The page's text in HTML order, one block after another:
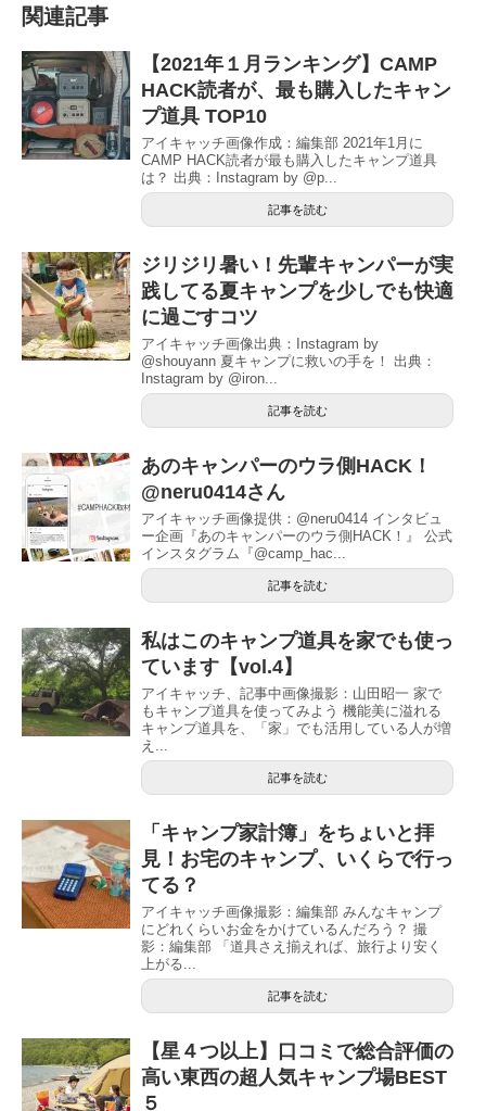
関連記事
【2021年１月ランキング】CAMP
HACK読者が、最も購入したキャン
プ道具 TOP10
アイキャッチ画像作成：編集部 2021年1月に
CAMP HACK読者が最も購入したキャンプ道具
は？ 出典：Instagram by @p...
記事を読む
ジリジリ暑い！先輩キャンパーが実
践してる夏キャンプを少しでも快適
に過ごすコツ
アイキャッチ画像出典：Instagram by
@shouyann 夏キャンプに救いの手を！ 出典：
Instagram by @iron...
記事を読む
あのキャンパーのウラ側HACK！
@neru0414さん
アイキャッチ画像提供：@neru0414 インタビュ
ー企画『あのキャンパーのウラ側HACK！』 公式
インスタグラム『@camp_hac...
記事を読む
私はこのキャンプ道具を家でも使っ
ています【vol.4】
アイキャッチ、記事中画像撮影：山田昭一 家で
もキャンプ道具を使ってみよう 機能美に溢れる
キャンプ道具を、「家」でも活用している人が増
え...
記事を読む
「キャンプ家計簿」をちょいと拝
見！お宅のキャンプ、いくらで行っ
てる？
アイキャッチ画像撮影：編集部 みんなキャンプ
にどれくらいお金をかけているんだろう？ 撮
影：編集部 「道具さえ揃えれば、旅行より安く
上がる...
記事を読む
【星４つ以上】口コミで総合評価の
高い東西の超人気キャンプ場BEST
５